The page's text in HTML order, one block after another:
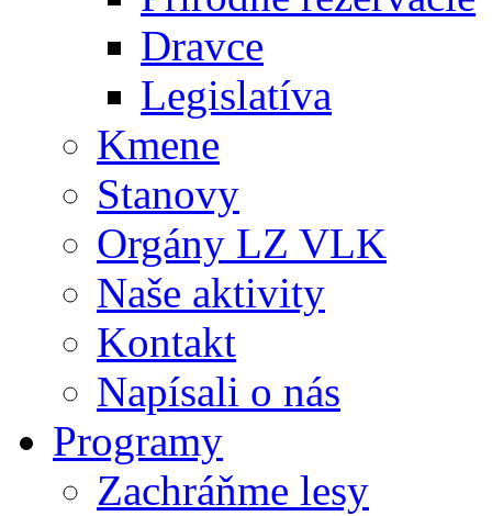
Dravce
Legislatíva
Kmene
Stanovy
Orgány LZ VLK
Naše aktivity
Kontakt
Napísali o nás
Programy
Zachráňme lesy